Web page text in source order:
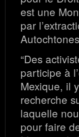
est une
par
“Des
participe à
Mexique, il
recherche
laquelle
pour faire